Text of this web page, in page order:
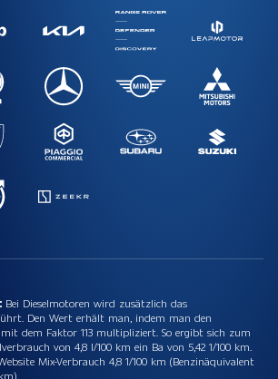
Bei Dieselmotoren wird zusätzlich das
Den Wert erhält man, indem man den
mit dem Faktor 113 multipliziert. So ergibt sich zum
von 4,8 l/100 km ein Ba von 5,42 1/100 km.
Mix-Verbrauch 4,8 1/100 km (Benzinäquivalent